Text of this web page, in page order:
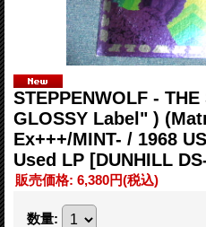
STEPPENWOLF -
GLOSSY Label" )
Ex+++/MINT- / 1968
Used LP [DUNHILL
販売価格: 6,380円(税込)
数量: